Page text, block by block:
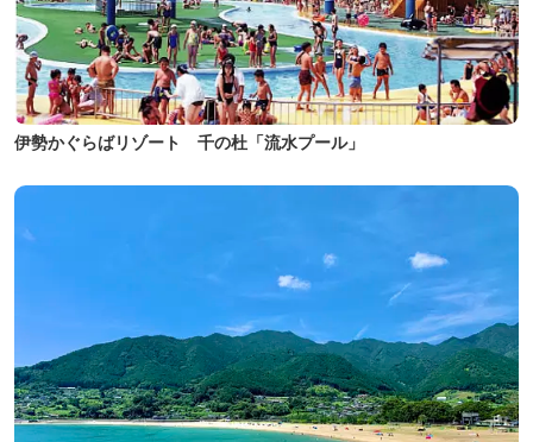
伊勢かぐらばリゾート 千の杜「流水プール」